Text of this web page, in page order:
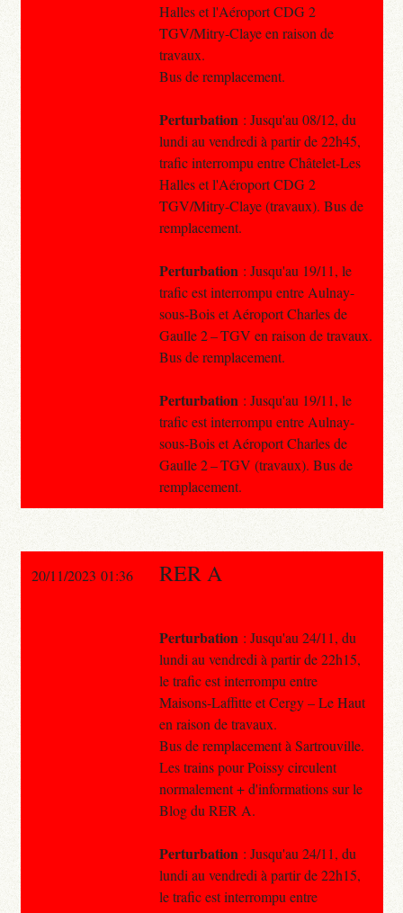
Halles et l'Aéroport CDG 2
TGV/Mitry-Claye en raison de
travaux.
Bus de remplacement.
Perturbation : Jusqu'au 08/12, du
lundi au vendredi à partir de 22h45,
trafic interrompu entre Châtelet-Les
Halles et l'Aéroport CDG 2
TGV/Mitry-Claye (travaux). Bus de
remplacement.
Perturbation : Jusqu'au 19/11, le
trafic est interrompu entre Aulnay-
sous-Bois et Aéroport Charles de
Gaulle 2 – TGV en raison de travaux.
Bus de remplacement.
Perturbation : Jusqu'au 19/11, le
trafic est interrompu entre Aulnay-
sous-Bois et Aéroport Charles de
Gaulle 2 – TGV (travaux). Bus de
remplacement.
20/11/2023 01:36 RER A
Perturbation : Jusqu'au 24/11, du
lundi au vendredi à partir de 22h15,
le trafic est interrompu entre
Maisons-Laffitte et Cergy – Le Haut
en raison de travaux.
Bus de remplacement à Sartrouville.
Les trains pour Poissy circulent
normalement + d'informations sur le
Blog du RER A.
Perturbation : Jusqu'au 24/11, du
lundi au vendredi à partir de 22h15,
le trafic est interrompu entre